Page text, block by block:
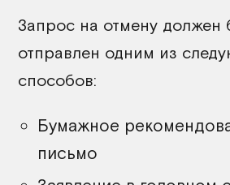
Запрос на отмену должен
отправлен одним из
способов:
Бумажное
письмо